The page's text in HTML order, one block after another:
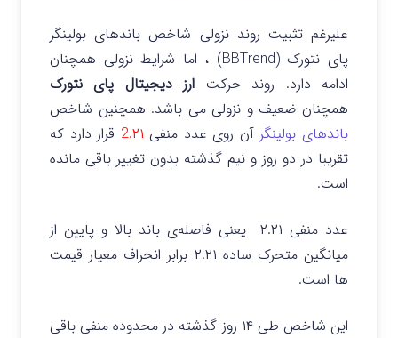
علیرغم تثبیت روند نزولی شاخص باندهای بولینگر
پای نتورک (BBTrend) ، اما شرایط نزولی همچنان
ادامه دارد. روند حرکت ارز دیجیتال پای نتورک
همچنان ضعیف و نزولی می باشد. همچنین شاخص
باندهای بولینگر آن روی عدد منفی2.۲۱
قرار دارد که
تقریبا در دو روز و نیم گذشته بدون تغییر باقی مانده
است.
عدد منفی ۲.۲۱ یعنی فاصله‌ی باند بالا و پایین از
میانگین متحرک ساده ۲.۲۱ برابر انحراف معیار قیمت‌
ها است.
این شاخص طی ۱۴ روز گذشته در محدوده منفی باقی